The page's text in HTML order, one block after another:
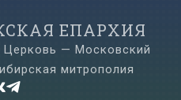
ЕПАРХИЯ
Церковь — Московский
митрополия
